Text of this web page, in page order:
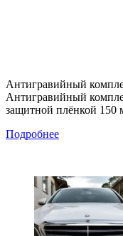
Антигравийный
Антигравийный
защитной плёнкой 150
Подробнее